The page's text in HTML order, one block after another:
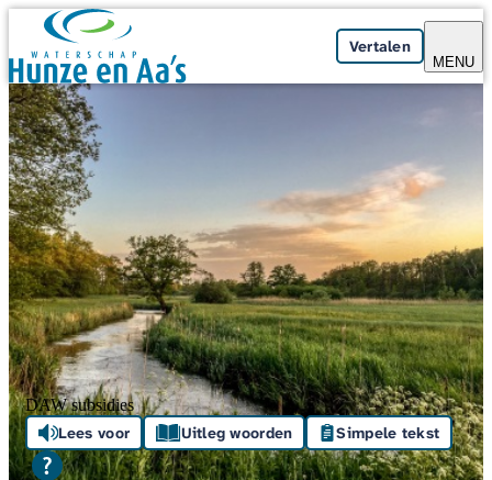
Skip navigation
Vertalen
MENU
DAW subsidies
Lees voor Uitleg woorden Simpele tekst